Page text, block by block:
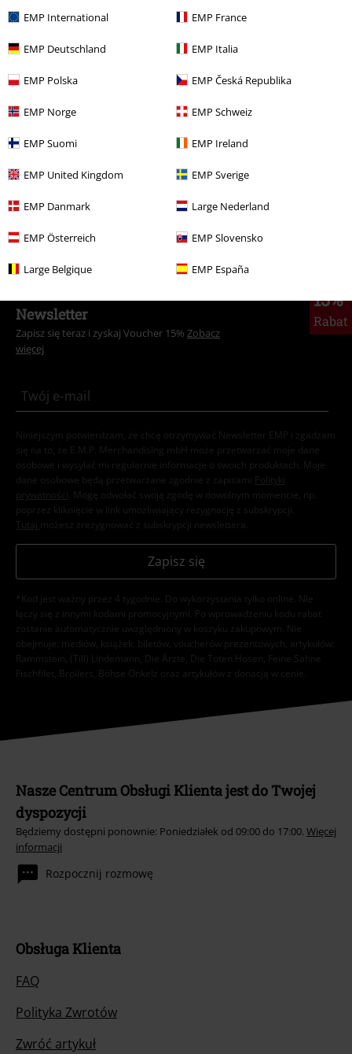
EMP International EMP France
EMP Deutschland EMP Italia
EMP Polska EMP Česká Republika
EMP Norge EMP Schweiz
EMP Suomi EMP Ireland
EMP United Kingdom EMP Sverige
EMP Danmark Large Nederland
EMP Österreich EMP Slovensko
Large Belgique EMP España
109.90 zł
Więcej kategorii. Więcej możliwości.
Wyprzedaż % Koszulki i Topy Koszulki
Kobiety Odzież Koszulki
Nowości Odzież Koszulki i Topy Koszulki
Odzież Koszulki i Topy
Marki Odzież Koszulki i Topy Koszulki
15%
Rabat
Newsletter
Zapisz się teraz i zyskaj Voucher 15% Zobacz
więcej
Niniejszym potwierdzam, że chcę otrzymywać Newsletter EMP i zgadzam
się na to, że E.M.P. Merchandising mbH może przetwarzać moje dane
osobowe i wysyłać mi regularnie informacje o swoich produktach. Moje
dane osobowe będą przetwarzane zgodnie z zapisami
Polityki
prywatności . Mogę odwołać swoją zgodę w dowolnym momencie, np.
poprzez kliknięcie w link umożliwiający rezygnację z subskrypcji.
Tutaj możesz zrezygnować z subskrypcji newslettera.
Zapisz się
*Kod jest ważny przez 4 tygodnie. Do wykorzystania tylko online. NIe
łączy się z innymi kodami promocyjnymi. Po wprowadzeniu kodu rabat
zostanie automatycznie uwzględniony w koszyku zakupowym. Nie
obejmuje: mediów, książek, biletów, voucherów prezentowych, artykułów:
Rammstein, (Till) Lindemann, Die Ärzte, Die Toten Hosen, Feine Sahne
Fischfilet, Broilers, Böhse Onkelz oraz artykułów z donacją w cenie.
Nasze Centrum Obsługi Klienta jest do Twojej
dyspozycji
Będziemy dostępni ponownie: Poniedziałek od 09:00 do 17:00. Więcej
informacji
Rozpocznij rozmowę
Obsługa Klienta
FAQ
Polityka Zwrotów
Zwróć artykuł